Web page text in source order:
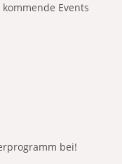
Events
bei!